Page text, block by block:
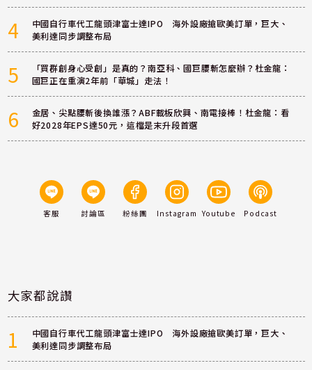
4
中國自行車代工龍頭津富士達IPO 海外設廠搶歐美訂單，巨大、
美利達同步調整布局
5
「買群創身心受創」是真的？南亞科、國巨腰斬怎麼辦？杜金龍：
國巨正在重演2年前「華城」走法！
6
金居、尖點腰斬後換誰漲？ABF載板欣興、南電接棒！杜金龍：看
好2028年EPS達50元，這檔是末升段首選
客服 討論區 粉絲團 Instagram Youtube Podcast
大家都說讚
1
中國自行車代工龍頭津富士達IPO 海外設廠搶歐美訂單，巨大、
美利達同步調整布局